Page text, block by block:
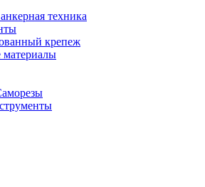
техника
крепеж
материалы